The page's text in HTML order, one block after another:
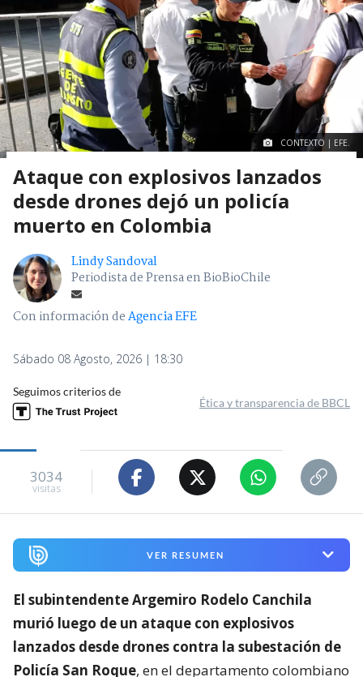
CONTEXTO | EFE.
Ataque con explosivos lanzados
desde drones dejó un policía
muerto en Colombia
Lindy Sandoval
Periodista de Prensa en BioBioChile
Con información deAgencia EFE
Sábado 08 Agosto, 2026 | 18:30
Seguimos criterios de
Ética y transparencia de BBCL
3034
visitas
VER RESUMEN
El subintendente Argemiro Rodelo Canchila
murió luego de un ataque con explosivos
lanzados desde drones contra la subestación de
Policía San Roque, en el departamento colombiano